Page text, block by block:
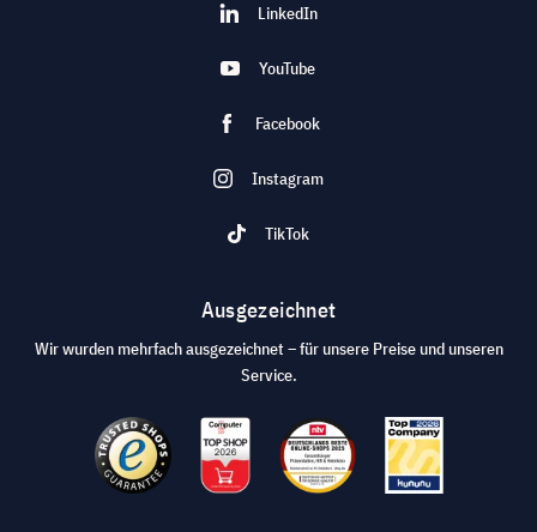
LinkedIn
YouTube
Facebook
Instagram
TikTok
Ausgezeichnet
Wir wurden mehrfach ausgezeichnet – für unsere Preise und unseren
Service.